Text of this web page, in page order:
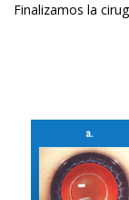
Finalizamos la